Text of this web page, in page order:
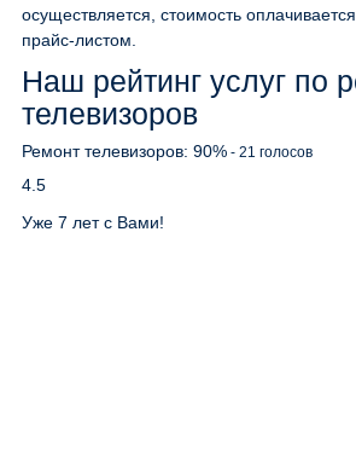
осуществляется, стоимость
прайс-листом.
Наш рейтинг услуг по
телевизоров
Ремонт телевизоров: 90% - 21 голосов
4.5
Уже 7 лет с Вами!